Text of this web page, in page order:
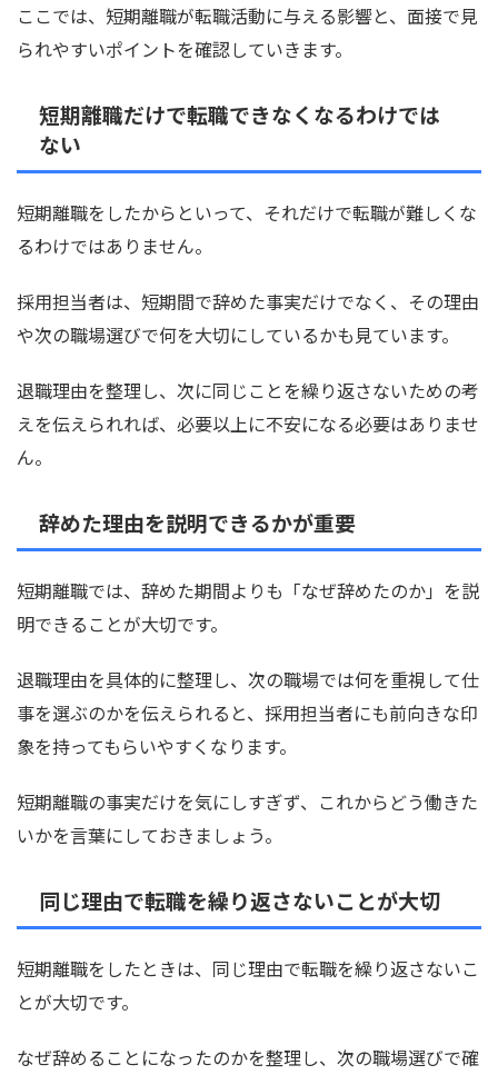
ここでは、短期離職が転職活動に与える影響と、面接で見
られやすいポイントを確認していきます。
短期離職だけで転職できなくなるわけでは
ない
短期離職をしたからといって、それだけで転職が難しくな
るわけではありません。
採用担当者は、短期間で辞めた事実だけでなく、その理由
や次の職場選びで何を大切にしているかも見ています。
退職理由を整理し、次に同じことを繰り返さないための考
えを伝えられれば、必要以上に不安になる必要はありませ
ん。
辞めた理由を説明できるかが重要
短期離職では、辞めた期間よりも「なぜ辞めたのか」を説
明できることが大切です。
退職理由を具体的に整理し、次の職場では何を重視して仕
事を選ぶのかを伝えられると、採用担当者にも前向きな印
象を持ってもらいやすくなります。
短期離職の事実だけを気にしすぎず、これからどう働きた
いかを言葉にしておきましょう。
同じ理由で転職を繰り返さないことが大切
短期離職をしたときは、同じ理由で転職を繰り返さないこ
とが大切です。
なぜ辞めることになったのかを整理し、次の職場選びで確